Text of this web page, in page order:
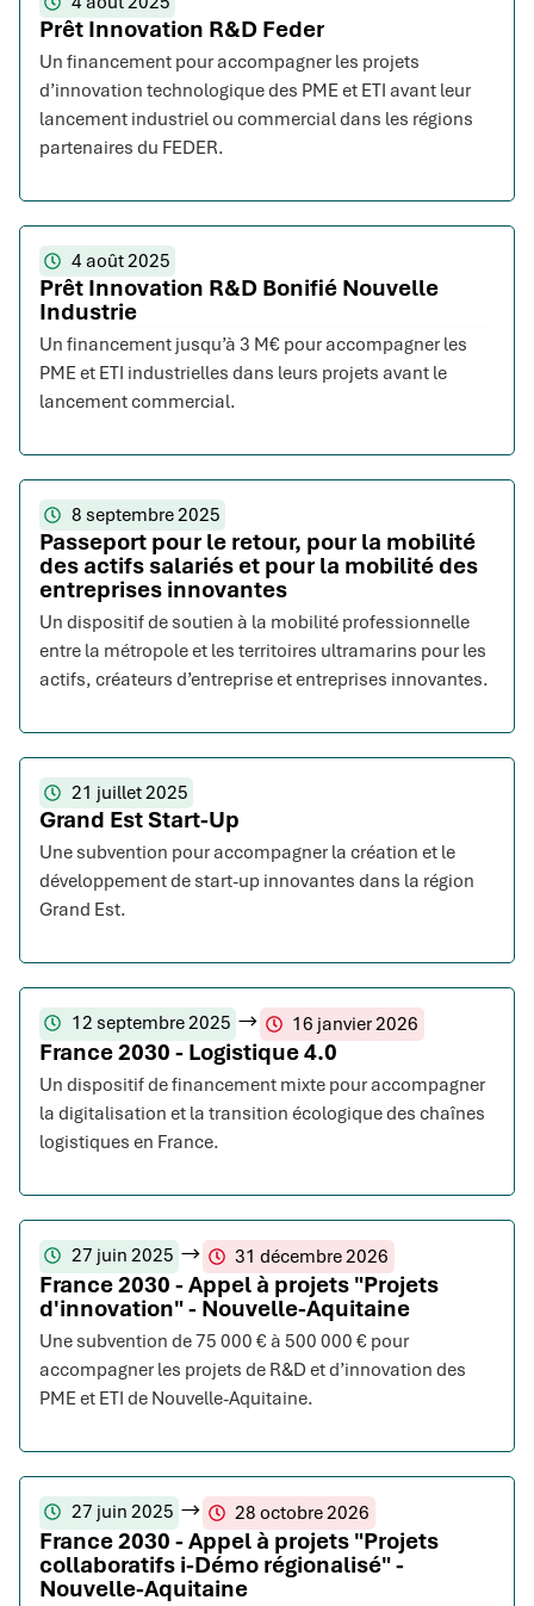
Prêt Innovation R&D Feder
Un financement pour accompagner les projets
d’innovation technologique des PME et ETI avant leur
lancement industriel ou commercial dans les régions
partenaires du FEDER.
4 août 2025
Prêt Innovation R&D Bonifié Nouvelle
Industrie
Un financement jusqu’à 3 M€ pour accompagner les
PME et ETI industrielles dans leurs projets avant le
lancement commercial.
8 septembre 2025
Passeport pour le retour, pour la mobilité
des actifs salariés et pour la mobilité des
entreprises innovantes
Un dispositif de soutien à la mobilité professionnelle
entre la métropole et les territoires ultramarins pour les
actifs, créateurs d’entreprise et entreprises innovantes.
21 juillet 2025
Grand Est Start-Up
Une subvention pour accompagner la création et le
développement de start-up innovantes dans la région
Grand Est.
12 septembre 2025 16 janvier 2026
France 2030 - Logistique 4.0
Un dispositif de financement mixte pour accompagner
la digitalisation et la transition écologique des chaînes
logistiques en France.
27 juin 2025 31 décembre 2026
France 2030 - Appel à projets "Projets
d'innovation" - Nouvelle-Aquitaine
Une subvention de 75 000 € à 500 000 € pour
accompagner les projets de R&D et d’innovation des
PME et ETI de Nouvelle-Aquitaine.
27 juin 2025 28 octobre 2026
France 2030 - Appel à projets "Projets
collaboratifs i-Démo régionalisé" -
Nouvelle-Aquitaine